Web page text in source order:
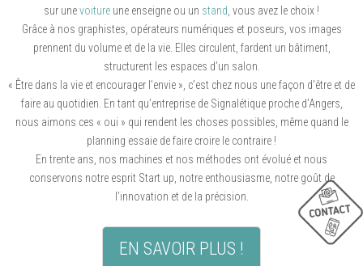
sur unevoiture une enseigne ou un stand , vous avez le choix !
Grâce à nos graphistes, opérateurs numériques et poseurs, vos images
prennent du volume et de la vie. Elles circulent, fardent un bâtiment,
structurent les espaces d’un salon.
« Être dans la vie et encourager l’envie », c’est chez nous une façon d’être et de
faire au quotidien. En tant qu’entreprise de Signalétique proche d’Angers,
nous aimons ces « oui » qui rendent les choses possibles, même quand le
planning essaie de faire croire le contraire !
En trente ans, nos machines et nos méthodes ont évolué et nous
conservons notre esprit Start up, notre enthousiasme, notre goût de
l’innovation et de la précision.
EN SAVOIR PLUS !